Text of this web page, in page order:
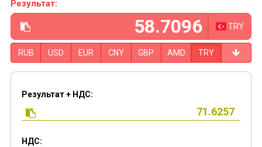
Результат:
TRY
RUB USD EUR CNY GBP AMD TRY
Результат + НДС:
НДС: